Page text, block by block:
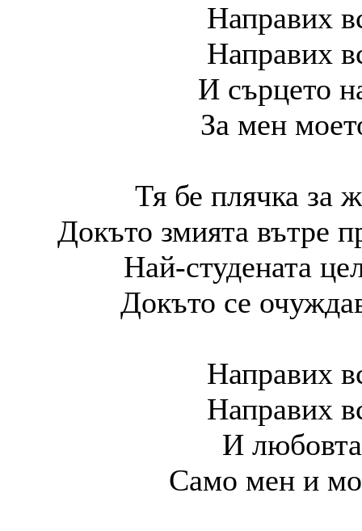
Направих
Направих
И сърцето
За мен
Тя бе плячка за
Докъто змията вътре
Най-студената
Докъто се
Направих
Направих
И
Само мен и